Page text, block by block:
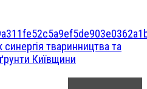
тваринництва та
Київщини